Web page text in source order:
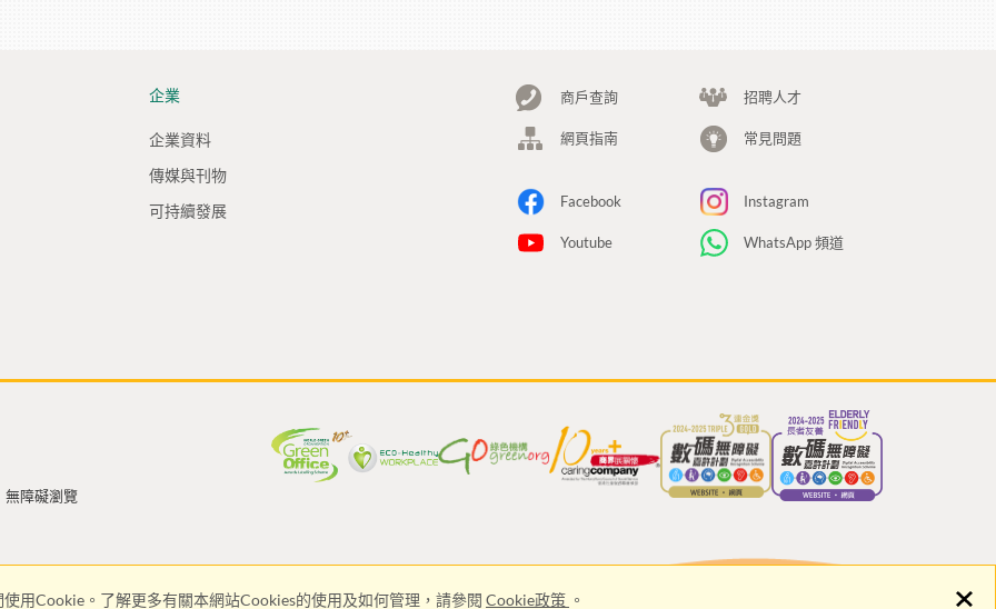
用Cookie。了解更多有關本網站Cookies的使用及如何管理，請參閱 Cookie政策 。
企業
企業資料
傳媒與刊物
可持續發展
商戶查詢 招聘人才
網頁指南 常見問題
Facebook Instagram
Youtube WhatsApp 頻道
無障礙瀏覽